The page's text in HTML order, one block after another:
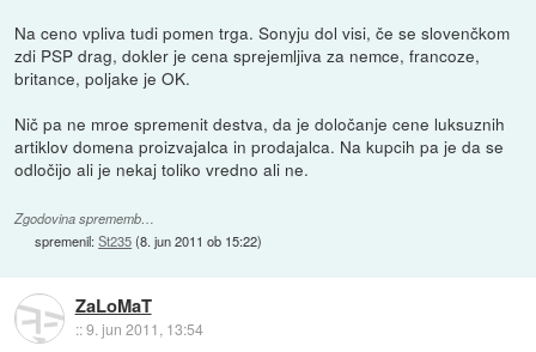
Na ceno vpliva tudi pomen trga. Sonyju dol visi, če se slovenčkom
zdi PSP drag, dokler je cena sprejemljiva za nemce, francoze,
britance, poljake je OK.
Nič pa ne mroe spremenit destva, da je določanje cene luksuznih
artiklov domena proizvajalca in prodajalca. Na kupcih pa je da se
odločijo ali je nekaj toliko vredno ali ne.
Zgodovina sprememb…
spremenil:St235(8. jun 2011 ob 15:22)
ZaLoMaT
::9. jun 2011, 13:54